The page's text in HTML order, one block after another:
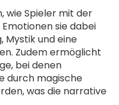
wie Spieler mit der
sie dabei
Mystik und eine
Zudem ermöglicht
bei denen
durch magische
was die narrative